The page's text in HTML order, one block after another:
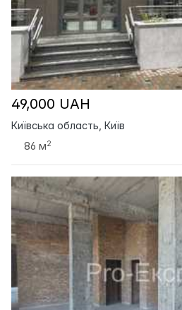
49,000 UAH
Київська область, Київ
86 м2